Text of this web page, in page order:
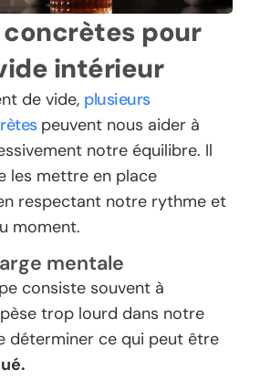
pour
intérieur
de vide, plusieurs
peuvent nous aider à
notre équilibre. Il
les mettre en place
respectant notre rythme et
moment.
mentale
consiste souvent à
trop lourd dans notre
déterminer ce qui peut être